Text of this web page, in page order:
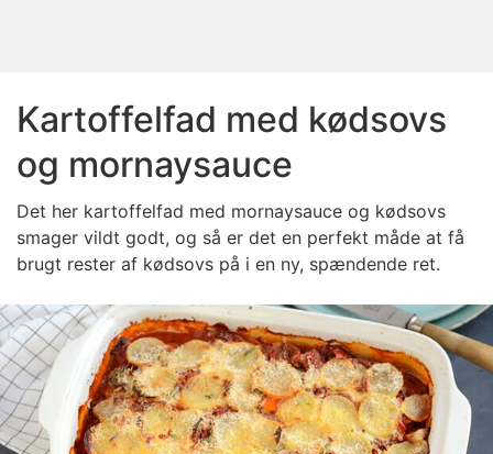
Kartoffelfad med kødsovs
og mornaysauce
Det her kartoffelfad med mornaysauce og kødsovs
smager vildt godt, og så er det en perfekt måde at få
brugt rester af kødsovs på i en ny, spændende ret.